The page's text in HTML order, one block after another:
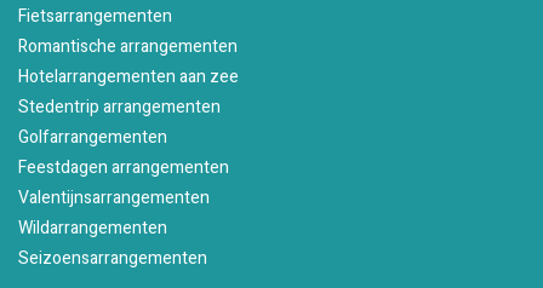
Fietsarrangementen
Romantische arrangementen
Hotelarrangementen aan zee
Stedentrip arrangementen
Golfarrangementen
Feestdagen arrangementen
Valentijnsarrangementen
Wildarrangementen
Seizoensarrangementen